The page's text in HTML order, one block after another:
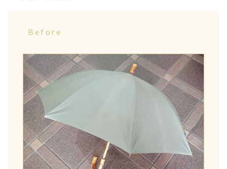
Before